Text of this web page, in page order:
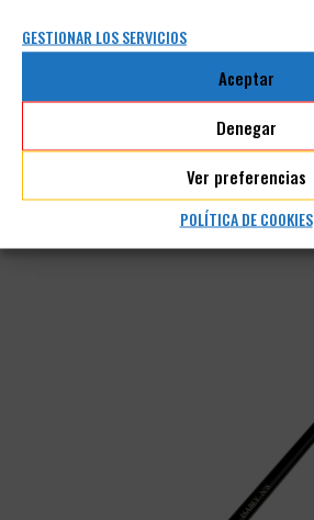
GESTIONAR LOS SERVICIOS
Aceptar
Denegar
Ver preferencias
POLÍTICA DE COOKIES
PINCEL ACUARELA PETIT GRIS PUNTA REDONDA
IVA incluido